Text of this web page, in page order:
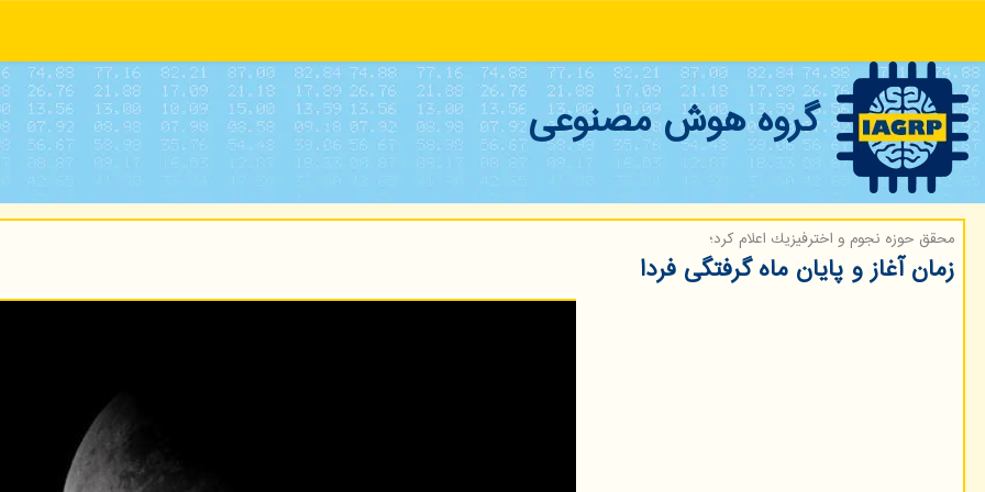
گروه هوش مصنوعی
محقق حوزه نجوم و اخترفیزیك اعلام كرد؛
زمان آغاز و پایان ماه گرفتگی فردا